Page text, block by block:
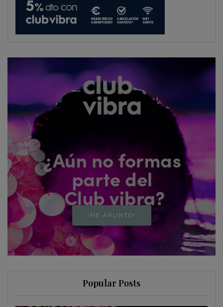
¡ME APUNTO!
Popular Posts